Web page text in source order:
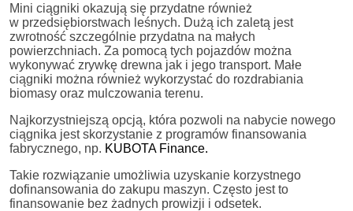
Mini ciągniki okazują się przydatne również
w przedsiębiorstwach leśnych. Dużą ich zaletą jest
zwrotność szczególnie przydatna na małych
powierzchniach. Za pomocą tych pojazdów można
wykonywać zrywkę drewna jak i jego transport. Małe
ciągniki można również wykorzystać do rozdrabiania
biomasy oraz mulczowania terenu.
Najkorzystniejszą opcją, która pozwoli na nabycie nowego
ciągnika jest skorzystanie z programów finansowania
fabrycznego, np. KUBOTA Finance.
Takie rozwiązanie umożliwia uzyskanie korzystnego
dofinansowania do zakupu maszyn. Często jest to
finansowanie bez żadnych prowizji i odsetek.